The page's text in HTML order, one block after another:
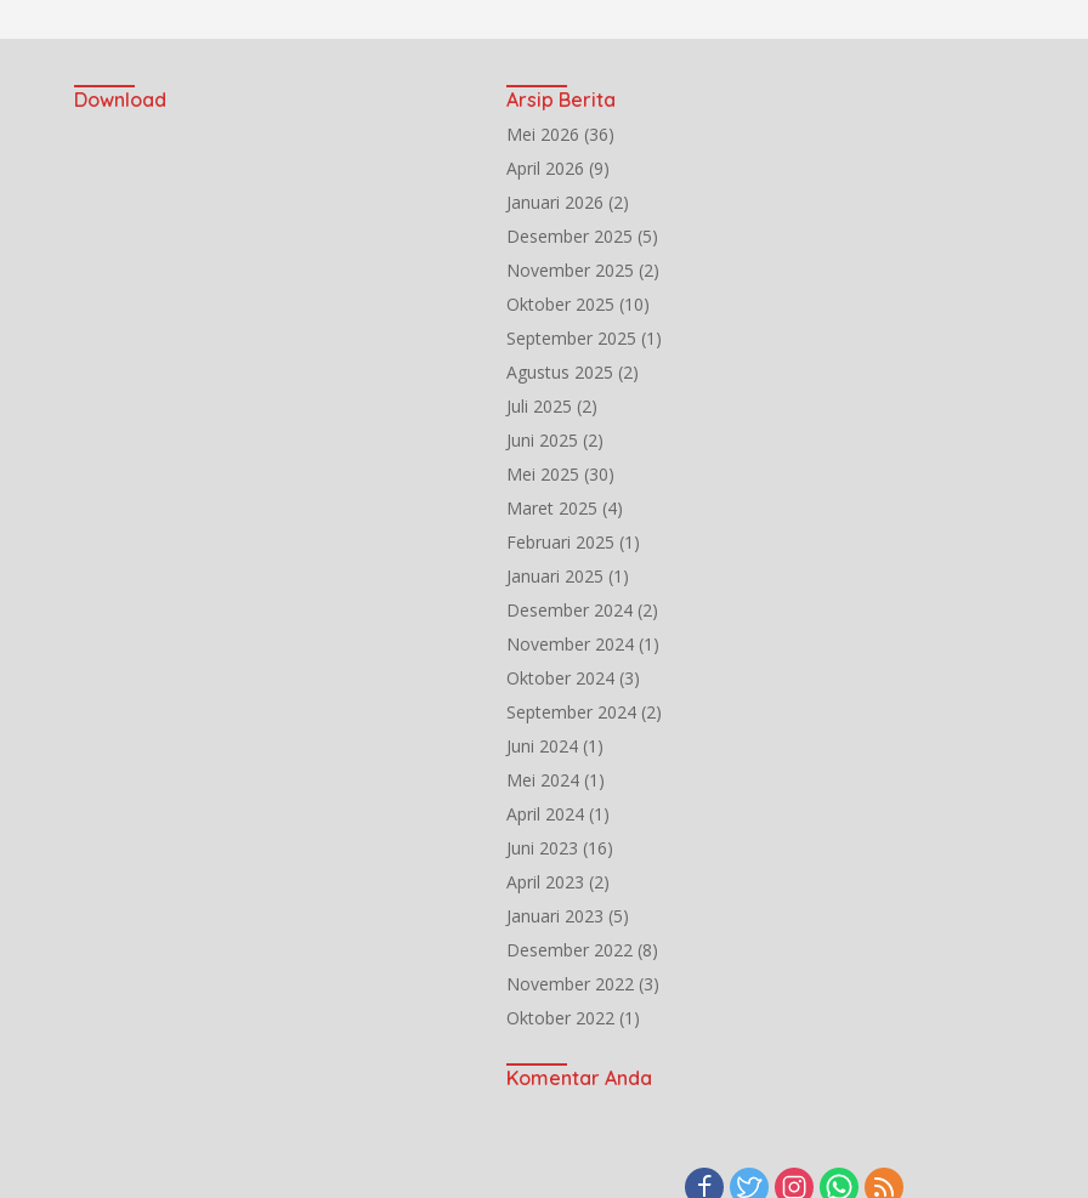
Download Arsip Berita
Mei 2026 (36)
April 2026 (9)
Januari 2026 (2)
Desember 2025 (5)
November 2025 (2)
Oktober 2025 (10)
September 2025 (1)
Agustus 2025 (2)
Juli 2025 (2)
Juni 2025 (2)
Mei 2025 (30)
Maret 2025 (4)
Februari 2025 (1)
Januari 2025 (1)
Desember 2024 (2)
November 2024 (1)
Oktober 2024 (3)
September 2024 (2)
Juni 2024 (1)
Mei 2024 (1)
April 2024 (1)
Juni 2023 (16)
April 2023 (2)
Januari 2023 (5)
Desember 2022 (8)
November 2022 (3)
Oktober 2022 (1)
Komentar Anda